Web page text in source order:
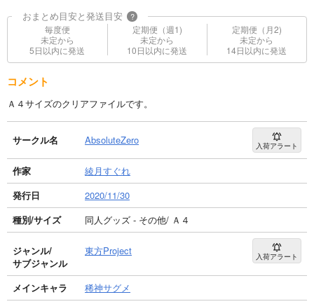
おまとめ目安と発送目安 ?
毎度便
未定から
5日以内に発送
定期便（週1)
未定から
10日以内に発送
定期便（月2)
未定から
14日以内に発送
コメント
Ａ４サイズのクリアファイルです。
サークル名 AbsoluteZero 入荷アラート
作家
綾月すぐれ
発行日
2020/11/30
種別/サイズ
同人グッズ - その他/ Ａ４
ジャンル/
サブジャンル
東方Project 入荷アラート
メインキャラ
稀神サグメ